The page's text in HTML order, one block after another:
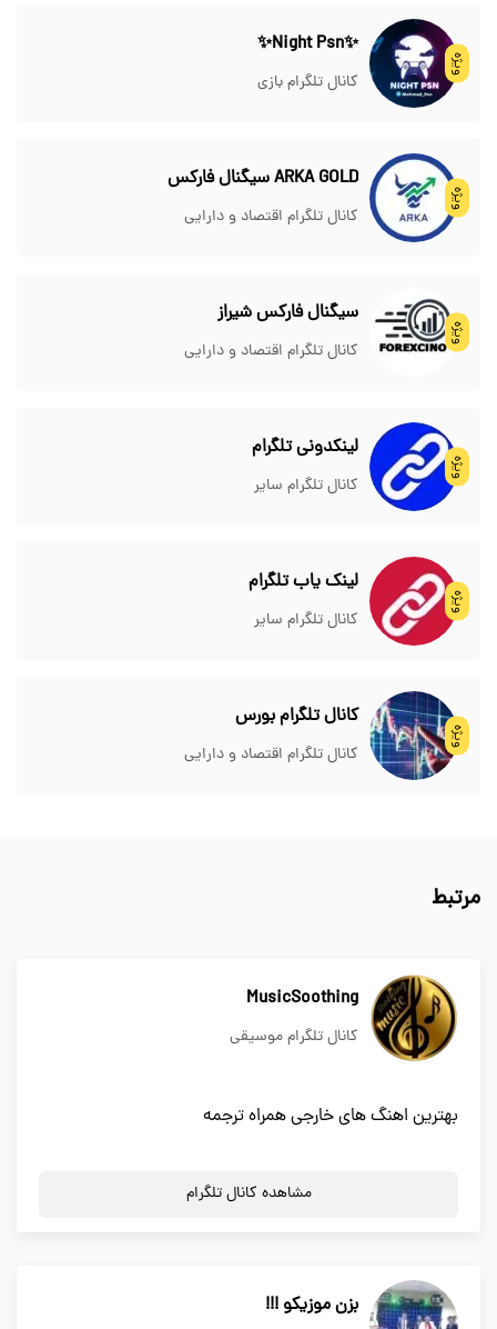
ویژه
✨Night Psn✨
کانال تلگرام بازی
ویژه
ARKA GOLD سیگنال فارکس
کانال تلگرام اقتصاد و دارایی
ویژه
سیگنال فارکس شیراز
کانال تلگرام اقتصاد و دارایی
ویژه
لینکدونی تلگرام
کانال تلگرام سایر
ویژه
لینک یاب تلگرام
کانال تلگرام سایر
ویژه
کانال تلگرام بورس
کانال تلگرام اقتصاد و دارایی
مرتبط
MusicSoothing
کانال تلگرام موسیقی
بهترین اهنگ های خارجی همراه ترجمه
مشاهده کانال تلگرام
بزن موزیکو !!!